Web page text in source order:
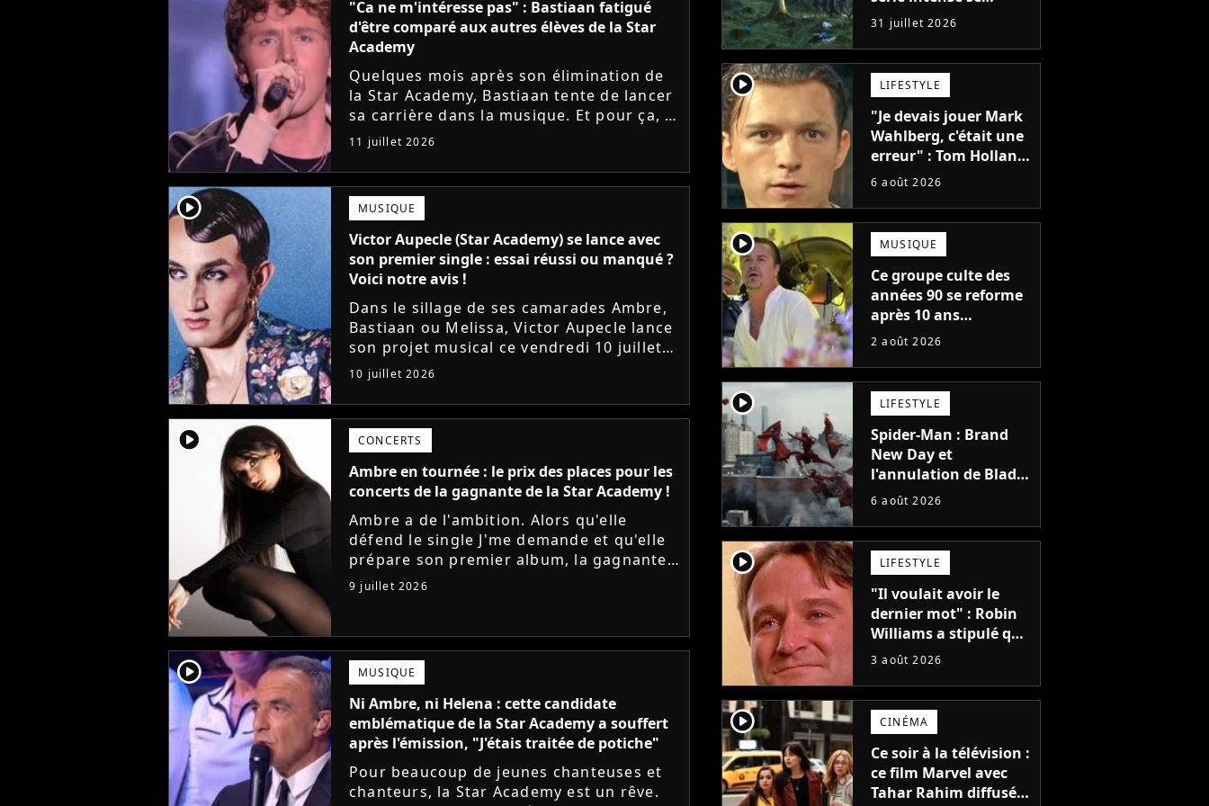
"Ca ne m'intéresse pas" : Bastiaan fatigué
d'être comparé aux autres élèves de la Star
Academy
Quelques mois après son élimination de
la Star Academy, Bastiaan tente de lancer
sa carrière dans la musique. Et pour ça, le
chanteur a récemment dévoilé "Château",
son premier single....
11 juillet 2026
player2 MUSIQUE
Victor Aupecle (Star Academy) se lance avec
son premier single : essai réussi ou manqué ?
Voici notre avis !
Dans le sillage de ses camarades Ambre,
Bastiaan ou Melissa, Victor Aupecle lance
son projet musical ce vendredi 10 juillet
avec la parution du single Je fais de mon
mieux. Le demi-finaliste...
10 juillet 2026
player2 CONCERTS
Ambre en tournée : le prix des places pour les
concerts de la gagnante de la Star Academy !
Ambre a de l'ambition. Alors qu'elle
défend le single J'me demande et qu'elle
prépare son premier album, la gagnante
de la dernière saison de la Star Academy
annonce les dates de sa...
9 juillet 2026
player2 MUSIQUE
Ni Ambre, ni Helena : cette candidate
emblématique de la Star Academy a souffert
après l'émission, "J'étais traitée de potiche"
Pour beaucoup de jeunes chanteuses et
chanteurs, la Star Academy est un rêve.
regarde en une seule
après-midi
31 juillet 2026
player2 LIFESTYLE
"Je devais jouer Mark
Wahlberg, c'était une
erreur" : Tom Holland,
la star de Spider-Man,
blockbuster
6 août 2026
player2 MUSIQUE
Ce groupe culte des
années 90 se reforme
après 10 ans
d'absence et annonce
2 août 2026
player2 LIFESTYLE
Spider-Man : Brand
New Day et
l'annulation de Blade
montrent que Marvel
faire quoi que ce soit
de simple
6 août 2026
player2 LIFESTYLE
"Il voulait avoir le
dernier mot" : Robin
Williams a stipulé que
sa voix ne pourrait
2039, pourtant Disney
possède des
enregistrements
inédits
3 août 2026
player2 CINÉMA
Ce soir à la télévision :
ce film Marvel avec
Tahar Rahim diffusé